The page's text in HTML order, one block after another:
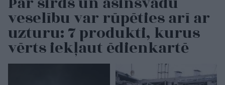
veselību var rūpēties arī ar
uzturu: 7 produkti, kurus
vērts iekļaut ēdienkartē